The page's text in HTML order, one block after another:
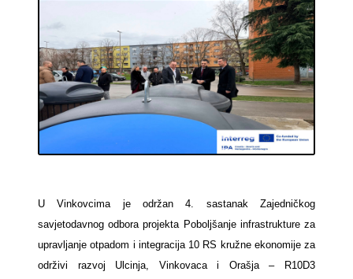
U Vinkovcima je održan 4. sastanak Zajedničkog
savjetodavnog odbora projekta Poboljšanje infrastrukture za
upravljanje otpadom i integracija 10 RS kružne ekonomije za
održivi razvoj Ulcinja, Vinkovaca i Orašja – R10D3